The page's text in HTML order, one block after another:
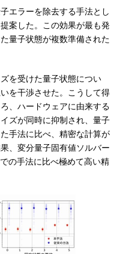
エラーを除去する手法とし
案した。この効果が最も発
量子状態が複数準備された
を受けた量子状態につい
を干渉させた。こうして得
、ハードウェアに由来する
ズが同時に抑制され、量子
手法に比べ、精密な計算が
、変分量子固有値ソルバー
の手法に比べ極めて高い精